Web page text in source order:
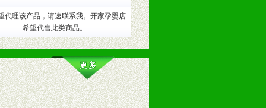
代理该产品，请速联系我。开家孕婴店
希望代售此类商品。